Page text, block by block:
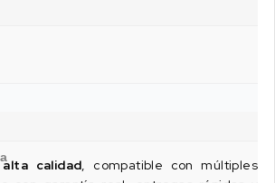
calidad, compatible con múltiples